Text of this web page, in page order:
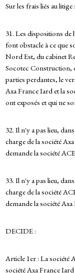
Sur les frais liés au litige :
31. Les dispositions de
font obstacle à ce que
Nord Est, du cabinet
Socotec Construction,
parties perdantes, le
Axa France Iard et la
ont exposés et qui ne
32. Il n'y a pas lieu,
charge de la société
demande la société
33. Il n'y a pas lieu,
charge de la société
demande la société
DECIDE :
Article 1er : La société
société Axa France